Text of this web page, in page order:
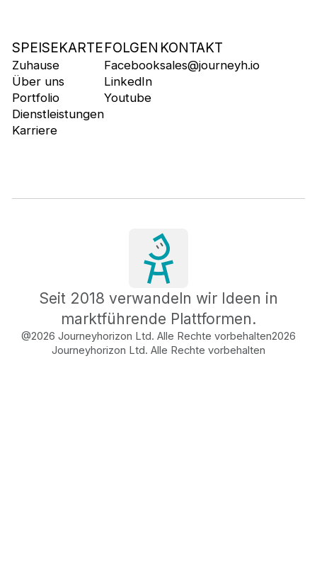
SPEISEKARTE
Zuhause
Über uns
Portfolio
Dienstleistungen
Karriere
FOLGEN
Facebook
LinkedIn
Youtube
KONTAKT
sales@journeyh.io
Seit 2018 verwandeln wir Ideen in
marktführende Plattformen.
@2026 Journeyhorizon Ltd. Alle Rechte vorbehalten2026
Journeyhorizon Ltd. Alle Rechte vorbehalten